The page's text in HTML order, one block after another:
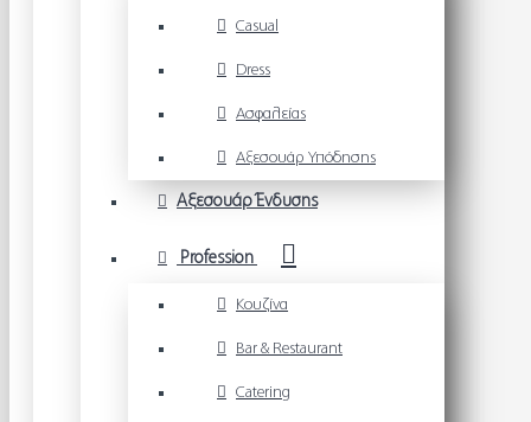
Casual
Dress
Ασφαλείας
Αξεσουάρ Υπόδησης
Αξεσουάρ Ένδυσης
Profession
Κουζίνα
Bar & Restaurant
Catering